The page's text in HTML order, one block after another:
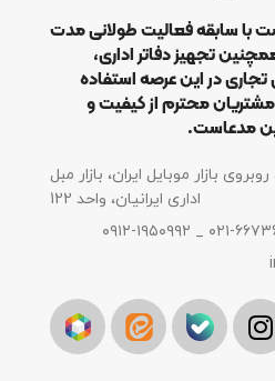
ست با سابقه فعالیت طولانی مدت
تجهیز دفاتر اداری،
در این عرصه استفاده
محترم از کیفیت و
مدعاست.
بازار موبایل ایران، بازار مبل
اداری ایرانیان، واحد 122